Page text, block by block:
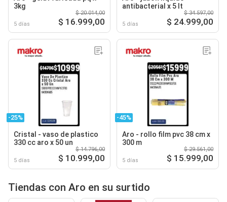
3kg
5 días
$ 20.014,00
$ 16.999,00
antibacterial x 5 lt
5 días
$ 34.597,00
$ 24.999,00
-25%
Cristal - vaso de plastico
330 cc aro x 50 un
5 días
$ 14.796,00
$ 10.999,00
-45%
Aro - rollo film pvc 38 cm x
300 m
5 días
$ 29.561,00
$ 15.999,00
Tiendas con Aro en su surtido